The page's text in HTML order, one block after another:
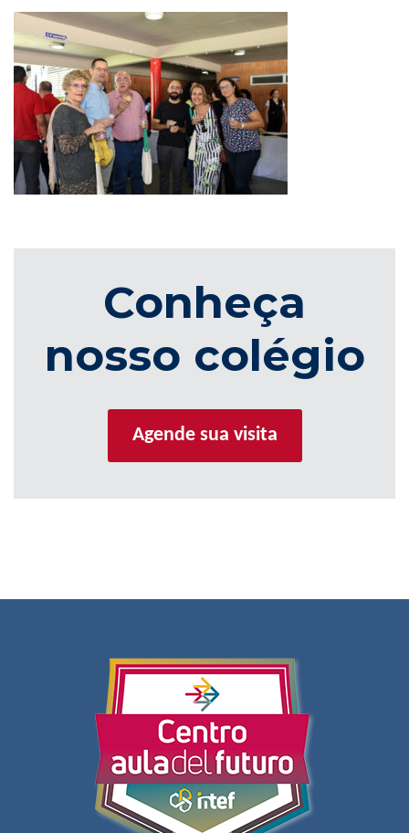
Conheça
nosso colégio
Agende sua visita